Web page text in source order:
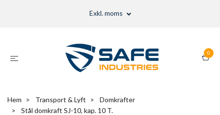
Exkl. moms
0
Hem Transport & Lyft
Domkrafter
Stål domkraft SJ-10, kap. 10 T.